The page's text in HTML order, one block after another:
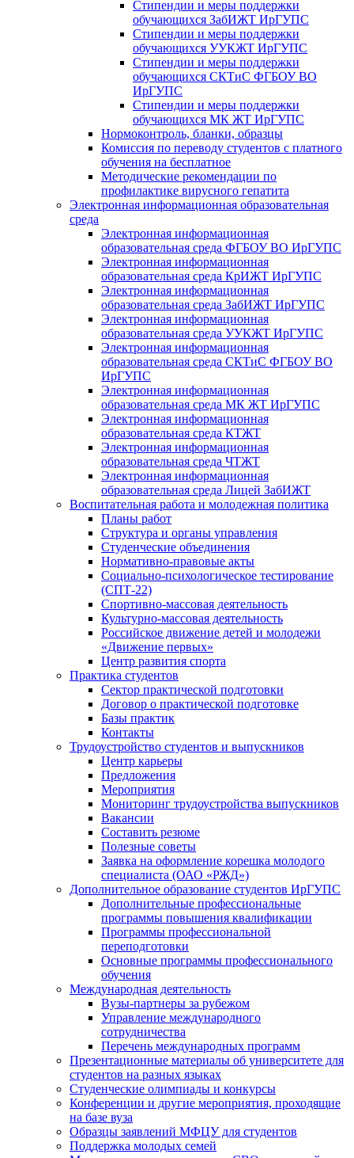
Стипендии и меры поддержки
обучающихся ЗабИЖТ ИрГУПС
Стипендии и меры поддержки
обучающихся УУКЖТ ИрГУПС
Стипендии и меры поддержки
обучающихся СКТиС ФГБОУ ВО
ИрГУПС
Стипендии и меры поддержки
обучающихся МК ЖТ ИрГУПС
Нормоконтроль, бланки, образцы
Комиссия по переводу студентов с платного
обучения на бесплатное
Методические рекомендации по
профилактике вирусного гепатита
Электронная информационная образовательная
среда
Электронная информационная
образовательная среда ФГБОУ ВО ИрГУПС
Электронная информационная
образовательная среда КрИЖТ ИрГУПС
Электронная информационная
образовательная среда ЗабИЖТ ИрГУПС
Электронная информационная
образовательная среда УУКЖТ ИрГУПС
Электронная информационная
образовательная среда СКТиС ФГБОУ ВО
ИрГУПС
Электронная информационная
образовательная среда МК ЖТ ИрГУПС
Электронная информационная
образовательная среда КТЖТ
Электронная информационная
образовательная среда ЧТЖТ
Электронная информационная
образовательная среда Лицей ЗабИЖТ
Воспитательная работа и молодежная политика
Планы работ
Структура и органы управления
Студенческие объединения
Нормативно-правовые акты
Социально-психологическое тестирование
(СПТ-22)
Спортивно-массовая деятельность
Культурно-массовая деятельность
Российское движение детей и молодежи
«Движение первых»
Центр развития спорта
Практика студентов
Сектор практической подготовки
Договор о практической подготовке
Базы практик
Контакты
Трудоустройство студентов и выпускников
Центр карьеры
Предложения
Мероприятия
Мониторинг трудоустройства выпускников
Вакансии
Составить резюме
Полезные советы
Заявка на оформление корешка молодого
специалиста (ОАО «РЖД»)
Дополнительное образование студентов ИрГУПС
Дополнительные профессиональные
программы повышения квалификации
Программы профессиональной
переподготовки
Основные программы профессионального
обучения
Международная деятельность
Вузы-партнеры за рубежом
Управление международного
сотрудничества
Перечень международных программ
Презентационные материалы об университете для
студентов на разных языках
Студенческие олимпиады и конкурсы
Конференции и другие мероприятия, проходящие
на базе вуза
Образцы заявлений МФЦУ для студентов
Поддержка молодых семей